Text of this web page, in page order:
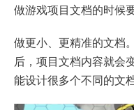
做游戏项目文档的时候
做更小、更精准的文档
后，项目文档内容就会
能设计很多个不同的文档